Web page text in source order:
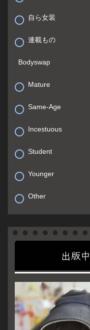
自ら女装
連載もの
Bodyswap
Mature
Same-Age
Incestuous
Student
Younger
Other
出版